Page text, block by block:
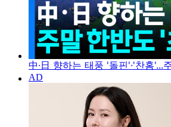
中·日 향하는 태풍 '돌핀'·'찬홈